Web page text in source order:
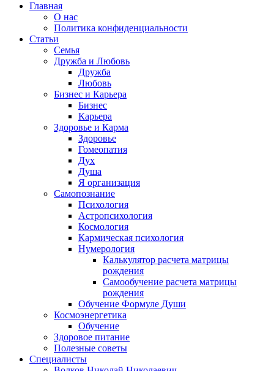
Главная
О нас
Политика конфиденциальности
Статьи
Семья
Дружба и Любовь
Дружба
Любовь
Бизнес и Карьера
Бизнес
Карьера
Здоровье и Карма
Здоровье
Гомеопатия
Дух
Душа
Я организация
Самопознание
Психология
Астропсихология
Космология
Кармическая психология
Нумерология
Калькулятор расчета матрицы
рождения
Самообучение расчета матрицы
рождения
Обучение Формуле Души
Космоэнергетика
Обучение
Здоровое питание
Полезные советы
Специалисты